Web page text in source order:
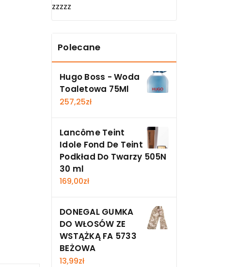
zzzzz
Polecane
Hugo Boss - Woda
Toaletowa 75Ml
257,25zł
Lancôme Teint
Idole Fond De Teint
Podkład Do Twarzy 505N
30 ml
169,00zł
DONEGAL GUMKA
DO WŁOSÓW ZE
WSTĄŻKĄ FA 5733
BEŻOWA
13,99zł